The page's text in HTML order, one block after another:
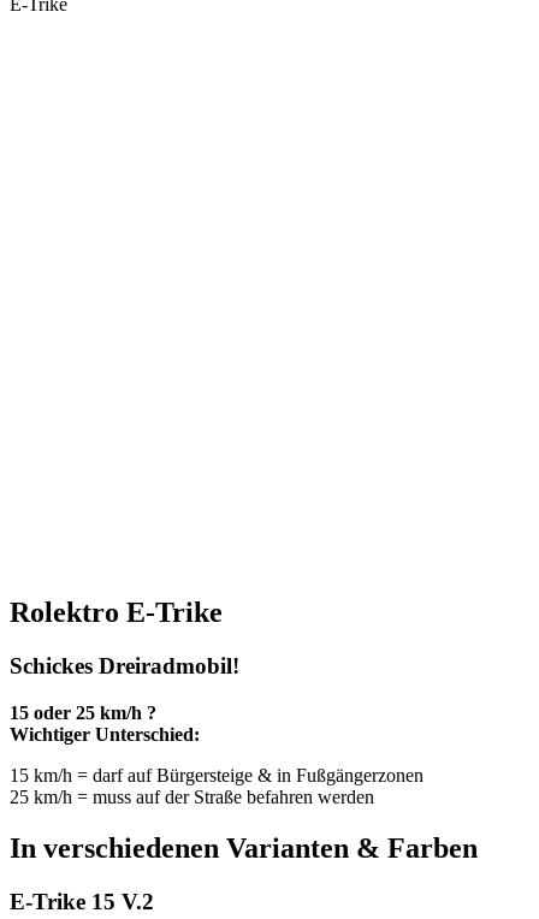
E-Trike
Rolektro E-Trike
Schickes Dreiradmobil!
15 oder 25 km/h ?
Wichtiger Unterschied:
15 km/h = darf auf Bürgersteige & in Fußgängerzonen
25 km/h = muss auf der Straße befahren werden
In verschiedenen Varianten & Farben
E-Trike 15 V.2